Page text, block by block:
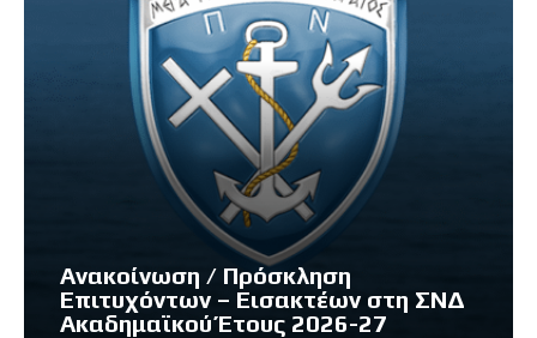
Ανακοίνωση / Πρόσκληση
Επιτυχόντων – Εισακτέων στη ΣΝΔ
Ακαδημαϊκού Έτους 2026-27